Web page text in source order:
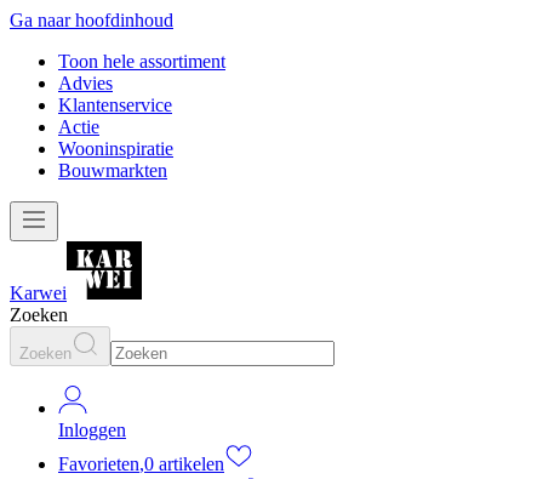
Ga naar hoofdinhoud
Toon hele assortiment
Advies
Klantenservice
Actie
Wooninspiratie
Bouwmarkten
Karwei
Zoeken
Zoeken
Inloggen
Favorieten,0 artikelen